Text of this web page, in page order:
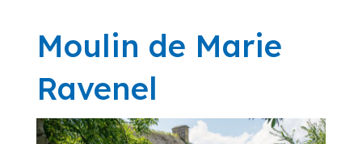
Moulin de Marie
Ravenel